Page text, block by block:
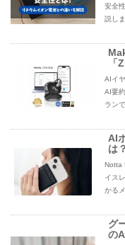
安全
説しま
「
AIイ
AI要
ラン
AI
は
Notta
イス
かる
グ
の